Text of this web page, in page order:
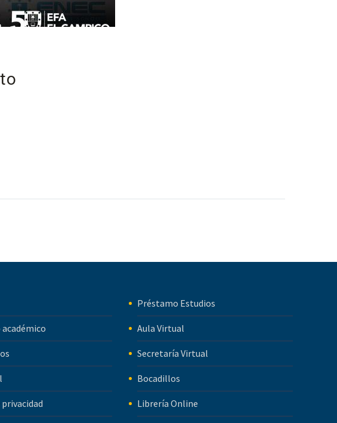
Préstamo Estudios
Aula Virtual
Secretaría Virtual
Bocadillos
Librería Online